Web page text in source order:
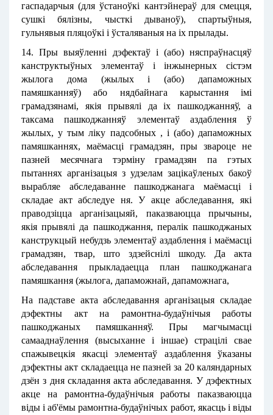
гаспадарчыя (для ўстаноўкі кантэйнераў для смецця,
сушкі бялізны, чысткі дываноў), спартыўныя,
гульнявыя пляцоўкі і ўсталяваныя на іх прылады.
14. Пры выяўленні дэфектаў і (або) няспраўнасцяў
канструктыўных элементаў і інжынерных сістэм
жылога дома (жылых і (або) дапаможных
памяшканняў) або нядбайнага карыстання імі
грамадзянамі, якія прывялі да іх пашкоджанняў, а
таксама пашкоджанняў элементаў аздаблення ў
жылых, у тым ліку падсобных , і (або) дапаможных
памяшканнях, маёмасці грамадзян, пры звароце не
пазней месячнага тэрміну грамадзян па гэтых
пытаннях арганізацыя з удзелам зацікаўленых бакоў
вырабляе абследаванне пашкоджанага маёмасці і
складае акт абследуе ня. У акце абследавання, які
праводзіцца арганізацыяй, паказваюцца прычыны,
якія прывялі да пашкоджання, пералік пашкоджаных
канструкцый небудзь элементаў аздаблення і маёмасці
грамадзян, твар, што здзейснілі шкоду. Да акта
абследавання прыкладаецца план пашкоджанага
памяшкання (жылога, дапаможнай, дапаможнага,
На падставе акта абследавання арганізацыя складае
дэфектны акт на рамонтна-будаўнічыя работы
пашкоджаных памяшканняў. Пры магчымасці
самааднаўлення (высыханне і іншае) страцілі свае
спажывецкія якасці элементаў аздаблення ўказаны
дэфектны акт складаецца не пазней за 20 каляндарных
дзён з дня складання акта абследавання. У дэфектных
акце на рамонтна-будаўнічыя работы паказваюцца
віды і аб'ёмы рамонтна-будаўнічых работ, якасць і віды